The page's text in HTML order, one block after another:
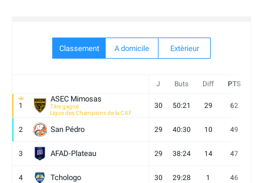
Classement A domicile Extèrieur
J Buts Diff PTS
1
ASEC Mimosas
Titre gagné
Ligue des Champions de la CAF
30 50:21 29 62
2 San Pédro 29 40:30 10 49
3 AFAD-Plateau 29 38:24 14 47
4 Tchologo 30 29:28 1 46